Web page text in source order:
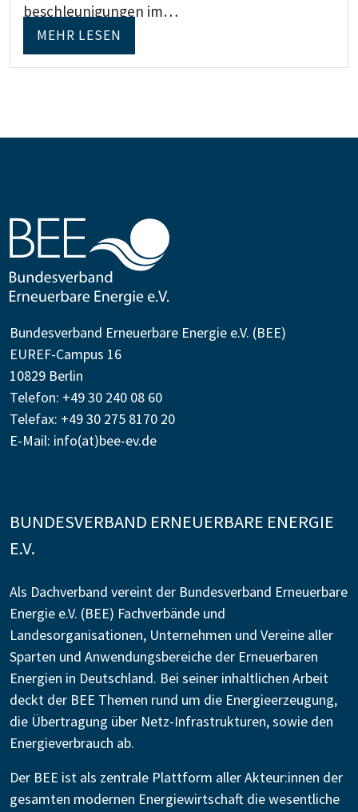
beschleunigungen im…
MEHR LESEN
Bundesverband Erneuerbare Energie e.V. (BEE)
EUREF-Campus 16
10829 Berlin
Telefon: +49 30 240 08 60
Telefax: +49 30 275 8170 20
E-Mail: info(at)bee-ev.de
BUNDESVERBAND ERNEUERBARE ENERGIE
E.V.
Als Dachverband vereint der Bundesverband Erneuerbare
Energie e.V. (BEE) Fachverbände und
Landesorganisationen, Unternehmen und Vereine aller
Sparten und Anwendungsbereiche der Erneuerbaren
Energien in Deutschland. Bei seiner inhaltlichen Arbeit
deckt der BEE Themen rund um die Energieerzeugung,
die Übertragung über Netz-Infrastrukturen, sowie den
Energieverbrauch ab.
Der BEE ist als zentrale Plattform aller Akteur:innen der
gesamten modernen Energiewirtschaft die wesentliche